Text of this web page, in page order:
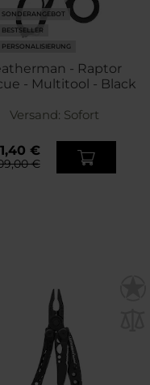
SONDERANGEBOT
BESTSELLER
PERSONALISIERUNG
- Raptor
- Multitool - Black
Versand: Sofort
€
€